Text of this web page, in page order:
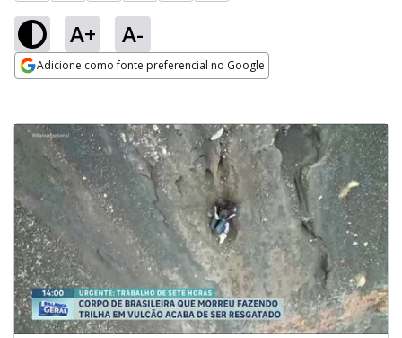
A+ A-
Adicione como fonte preferencial no Google